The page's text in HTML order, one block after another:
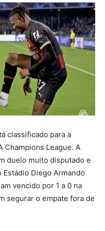
classificado para a
Champions League. A
duelo muito disputado e
Diego Armando
vencido por 1 a 0 na
segurar o empate fora de